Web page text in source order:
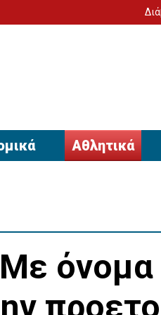
Διάβασε την Ευβοϊκή Γνώμη
Αθλητικά
όνομα